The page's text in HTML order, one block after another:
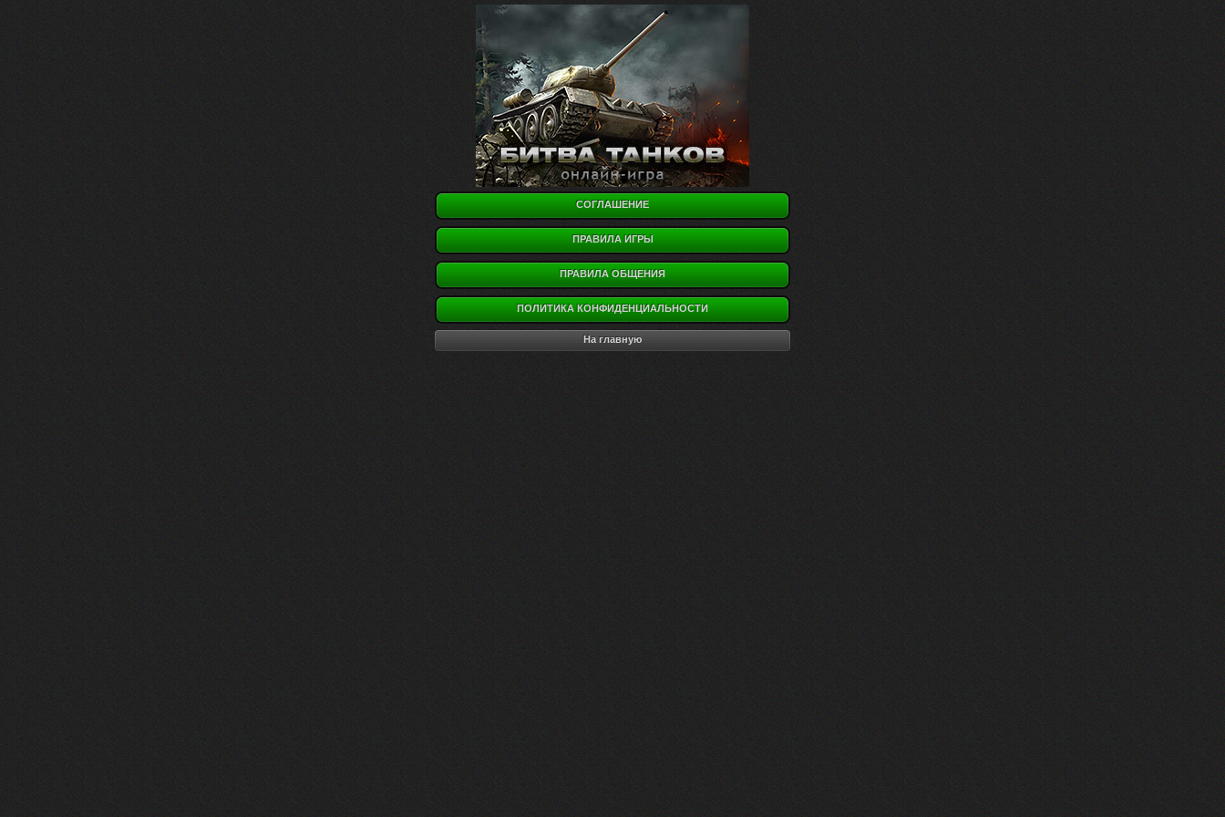
СОГЛАШЕНИЕ
ПРАВИЛА ИГРЫ
ПРАВИЛА ОБЩЕНИЯ
ПОЛИТИКА КОНФИДЕНЦИАЛЬНОСТИ
На главную